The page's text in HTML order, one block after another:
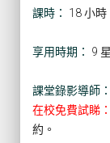
課時： 18 小時
享用時期： 9
課堂錄影導師：
在校免費試睇
約。